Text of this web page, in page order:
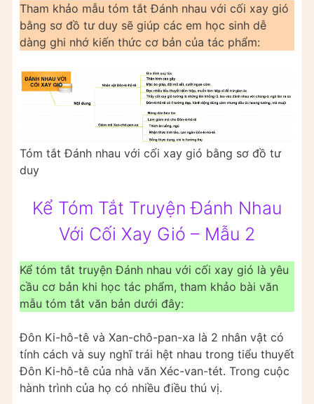
Tham khảo mẫu tóm tắt Đánh nhau với cối xay gió
bằng sơ đồ tư duy sẽ giúp các em học sinh dễ
dàng ghi nhớ kiến thức cơ bản của tác phẩm:
Tóm tắt Đánh nhau với cối xay gió bằng sơ đồ tư
duy
Kể Tóm Tắt Truyện Đánh Nhau
Với Cối Xay Gió – Mẫu 2
Kể tóm tắt truyện Đánh nhau với cối xay gió là yêu
cầu cơ bản khi học tác phẩm, tham khảo bài văn
mẫu tóm tắt văn bản dưới đây:
Đôn Ki-hô-tê và Xan-chô-pan-xa là 2 nhân vật có
tính cách và suy nghĩ trái hệt nhau trong tiểu thuyết
Đôn Ki-hô-tê của nhà văn Xéc-van-tét. Trong cuộc
hành trình của họ có nhiều điều thú vị.